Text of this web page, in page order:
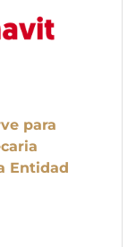
para
Entidad